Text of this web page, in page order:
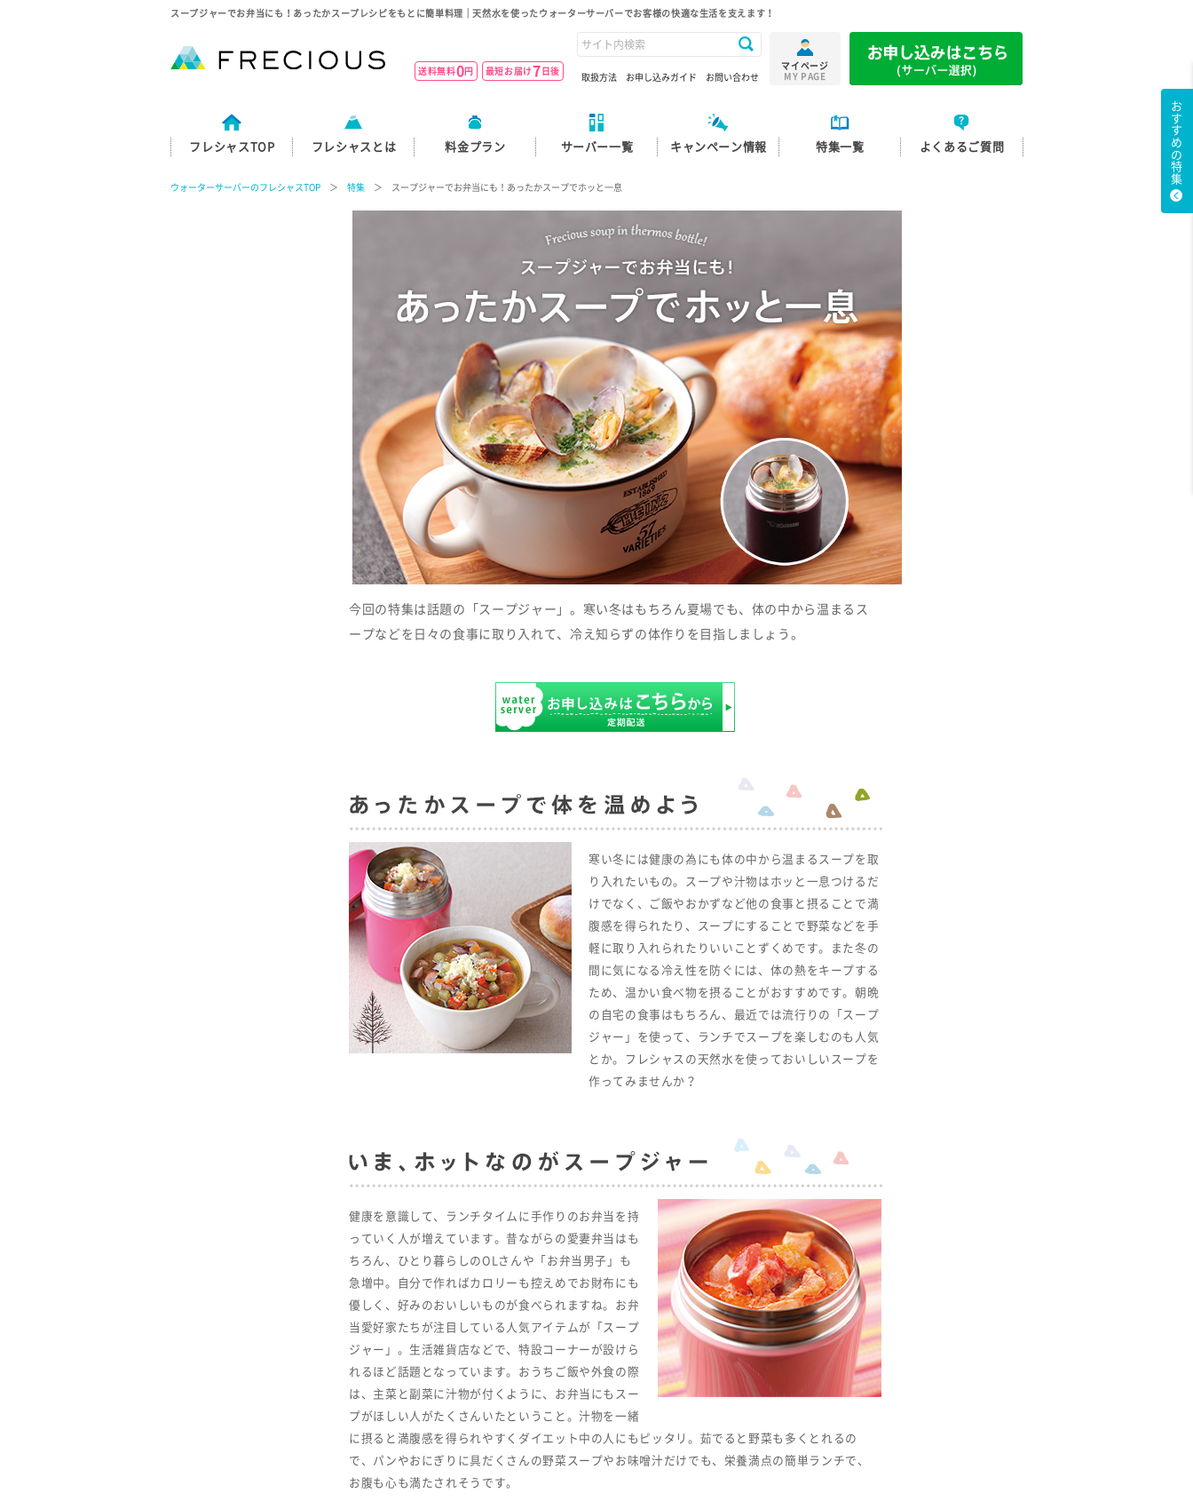
スープジャーでお弁当にも！あったかスープレシピをもとに簡単料理｜天然水を使ったウォーターサーバーでお客様の快適な生活を支えます！
送料無料0円 最短お届け7 日後
取扱方法 お申し込みガイド お問い合わせ
マイページ
MY PAGE
フレシャスTOP フレシャスとは 料金プラン サーバー一覧 キャンペーン情報 特集一覧 よくあるご質問 おすすめの特集
ウォーターサーバーのフレシャスTOP ＞ 特集 ＞ スープジャーでお弁当にも！あったかスープでホッと一息
今回の特集は話題の「スープジャー」。寒い冬はもちろん夏場でも、体の中から温まるス
ープなどを日々の食事に取り入れて、冷え知らずの体作りを目指しましょう。
寒い冬には健康の為にも体の中から温まるスープを取
り入れたいもの。スープや汁物はホッと一息つけるだ
けでなく、ご飯やおかずなど他の食事と摂ることで満
腹感を得られたり、スープにすることで野菜などを手
軽に取り入れられたりいいことずくめです。また冬の
間に気になる冷え性を防ぐには、体の熱をキープする
ため、温かい食べ物を摂ることがおすすめです。朝晩
の自宅の食事はもちろん、最近では流行りの「スープ
ジャー」を使って、ランチでスープを楽しむのも人気
とか。フレシャスの天然水を使っておいしいスープを
作ってみませんか？
健康を意識して、ランチタイムに手作りのお弁当を持
っていく人が増えています。昔ながらの愛妻弁当はも
ちろん、ひとり暮らしのOLさんや「お弁当男子」も
急増中。自分で作ればカロリーも控えめでお財布にも
優しく、好みのおいしいものが食べられますね。お弁
当愛好家たちが注目している人気アイテムが「スープ
ジャー」。生活雑貨店などで、特設コーナーが設けら
れるほど話題となっています。おうちご飯や外食の際
は、主菜と副菜に汁物が付くように、お弁当にもスー
プがほしい人がたくさんいたということ。汁物を一緒
に摂ると満腹感を得られやすくダイエット中の人にもピッタリ。茹でると野菜も多くとれるの
で、パンやおにぎりに具だくさんの野菜スープやお味噌汁だけでも、栄養満点の簡単ランチで、
お腹も心も満たされそうです。